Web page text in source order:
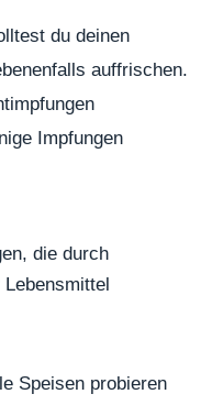
du deinen
auffrischen.
Impfungen
die durch
Speisen probieren